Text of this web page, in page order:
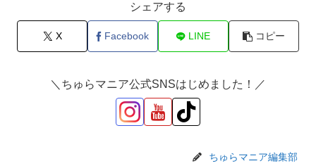
シェアする
X Facebook LINE コピー
＼ちゅらマニア公式SNSはじめました！／
ちゅらマニア編集部